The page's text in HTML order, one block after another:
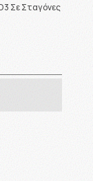
Σε Σταγόνες